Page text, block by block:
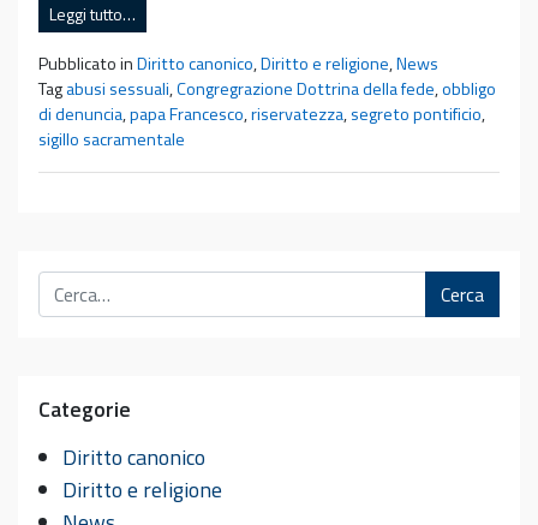
Leggi tutto…
Pubblicato inDiritto canonico,Diritto e religione,News
Tagabusi sessuali,Congregrazione Dottrina della fede,obbligo
di denuncia,papa Francesco,riservatezza,segreto pontificio,
sigillo sacramentale
Cerca
Categorie
Diritto canonico
Diritto e religione